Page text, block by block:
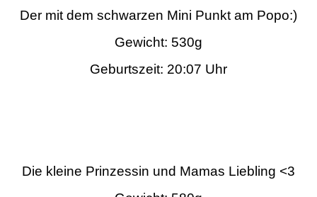
Der mit dem schwarzen Mini Punkt am Popo:)
Gewicht: 530g
Geburtszeit: 20:07 Uhr
Die kleine Prinzessin und Mamas Liebling <3